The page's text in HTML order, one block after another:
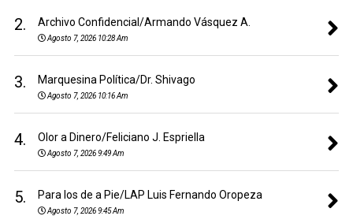
2. Archivo Confidencial/Armando Vásquez A.
Agosto 7, 2026 10:28 Am
3. Marquesina Política/Dr. Shivago
Agosto 7, 2026 10:16 Am
4. Olor a Dinero/Feliciano J. Espriella
Agosto 7, 2026 9:49 Am
5. Para los de a Pie/LAP Luis Fernando Oropeza
Agosto 7, 2026 9:45 Am